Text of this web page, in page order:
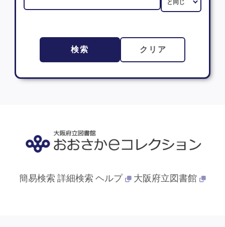
検索 クリア
簡易検索 詳細検索 ヘルプ 大阪府立図書館